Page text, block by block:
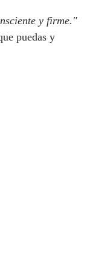
y firme."
puedas y